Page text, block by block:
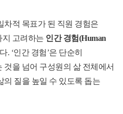
차적 목표가 된 직원 경험은
지 고려하는 인간 경험(Human
. ‘인간 경험’은 단순히
것을 넘어 구성원의 삶 전체에서
의 질을 높일 수 있도록 돕는